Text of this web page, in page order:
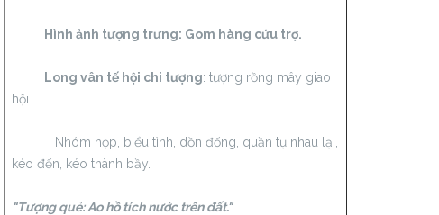
Hình ảnh tượng trưng: Gom hàng cứu trợ.
Long vân tế hội chi tượng: tượng rồng mây giao
hội.
Nhóm họp, biểu tình, dồn đống, quần tụ nhau lại,
kéo đến, kéo thành bầy.
"Tượng quẻ: Ao hồ tích nước trên đất."